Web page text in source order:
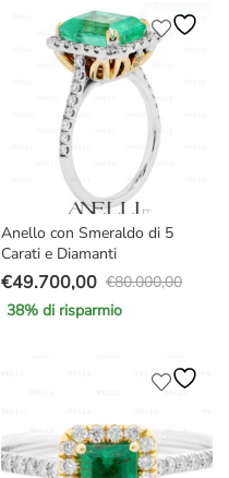
€25.000,00.
€19.700,00.
Anello con Smeraldo di 5
Carati e Diamanti
€80.000,00
Il
prezzo
€49.700,00
Il
prezzo
38% di risparmio